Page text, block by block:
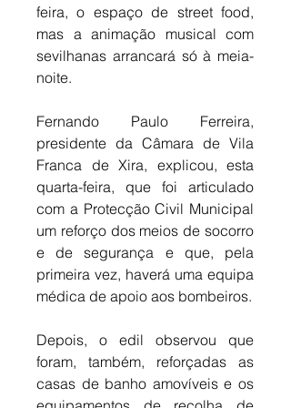
feira, o espaço de street food,
mas a animação musical com
sevilhanas arrancará só à meia-
noite.
Fernando Paulo Ferreira,
presidente da Câmara de Vila
Franca de Xira, explicou, esta
quarta-feira, que foi articulado
com a Protecção Civil Municipal
um reforço dos meios de socorro
e de segurança e que, pela
primeira vez, haverá uma equipa
Depois, o edil observou que
foram, também, reforçadas as
casas de banho amovíveis e os